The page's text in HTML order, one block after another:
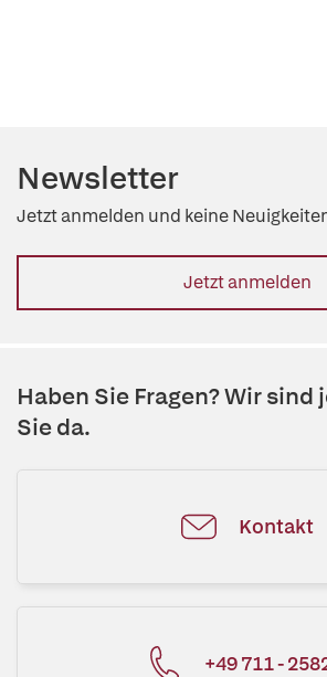
Newsletter
Jetzt anmelden und keine
Jetzt anmelden
Haben Sie Fragen? Wir sind
Sie da.
Kontakt
+49 711 -